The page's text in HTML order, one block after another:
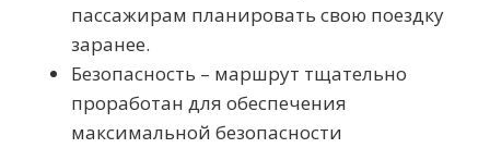
пассажирам планировать свою поездку
заранее.
Безопасность – маршрут тщательно
проработан для обеспечения
максимальной безопасности